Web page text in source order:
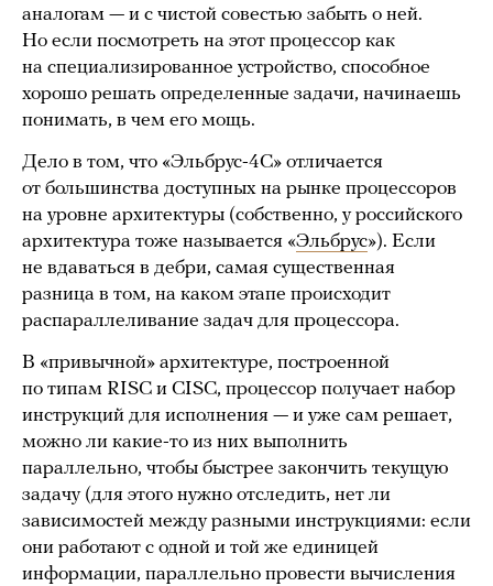
аналогам — и с чистой совестью забыть о ней.
Но если посмотреть на этот процессор как
на специализированное устройство, способное
хорошо решать определенные задачи, начинаешь
понимать, в чем его мощь.
Дело в том, что «Эльбрус-4С» отличается
от большинства доступных на рынке процессоров
на уровне архитектуры (собственно, у российского
архитектура тоже называется «Эльбрус»). Если
не вдаваться в дебри, самая существенная
разница в том, на каком этапе происходит
распараллеливание задач для процессора.
В «привычной» архитектуре, построенной
по типам RISC и CISC, процессор получает набор
инструкций для исполнения — и уже сам решает,
можно ли какие-то из них выполнить
параллельно, чтобы быстрее закончить текущую
задачу (для этого нужно отследить, нет ли
зависимостей между разными инструкциями: если
они работают с одной и той же единицей
информации, параллельно провести вычисления